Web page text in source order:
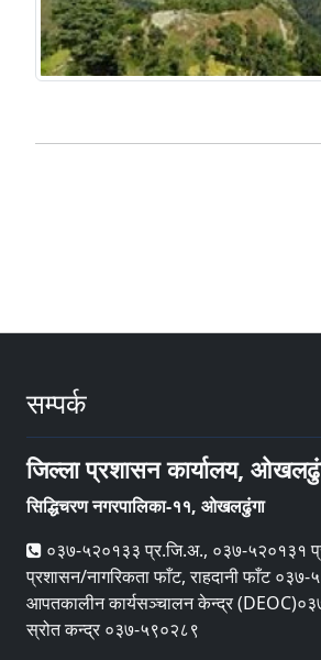
सम्पर्क
जिल्ला प्रशासन कार्यालय,
सिद्धिचरण नगरपालिका-११, ओखलढुंगा
०३७-५२०१३३ प्र.जि.अ., ०३७-५२०१३१
प्रशासन/नागरिकता फाँट, राहदानी फाँट
आपतकालीन कार्यसञ्‍चालन केन्द्र
स्रोत कन्द्र ०३७-५९०२८९